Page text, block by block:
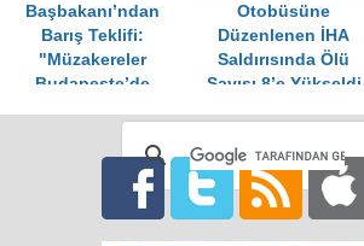
Başbakanı’ndan
Barış Teklifi:
"Müzakereler
Budapeşte’de
Otobüsüne
Düzenlenen İHA
Saldırısında Ölü
Sayısı 8’e Yükseldi